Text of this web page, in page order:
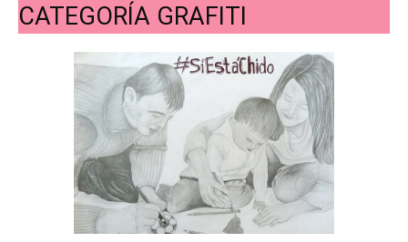
CATEGORÍA GRAFITI